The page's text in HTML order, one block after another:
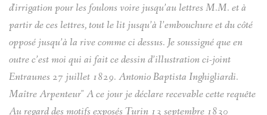
d'irrigation pour les foulons voire jusqu’au lettres M.M. et à
partir de ces lettres, tout le lit jusqu’à l’embouchure et du côté
opposé jusqu’à la rive comme ci dessus. Je soussigné que en
outre c’est moi qui ai fait ce dessin­­ d’illustration ci-joint
Entraunes 27 juillet 1829. Antonio Baptista Inghigliardi.
Maître Arpenteur" A ce jour je déclare recevable cette requête
Au regard des motifs exposés Turin 13 septembre 1830